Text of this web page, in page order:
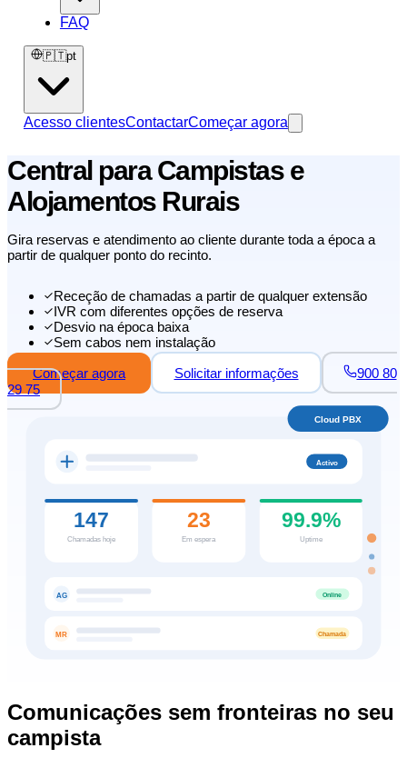
FAQ
🇵🇹pt
Acesso clientesContactarComeçar agora
Central para Campistas e
Alojamentos Rurais
Gira reservas e atendimento ao cliente durante toda a época a
partir de qualquer ponto do recinto.
Receção de chamadas a partir de qualquer extensão
IVR com diferentes opções de reserva
Desvio na época baixa
Sem cabos nem instalação
Começar agora
Solicitar informações
900 80
29 75
Activo
147
Chamadas hoje
23
Em espera
99.9%
Uptime
AG Online
MR Chamada
Cloud PBX
Comunicações sem fronteiras no seu
campista